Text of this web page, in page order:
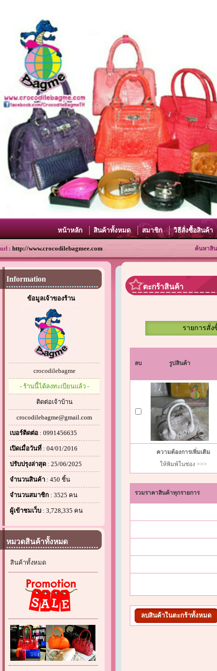
หน้าหลัก สินค้าทั้งหมด สมาชิก วิธีสั่งซื้อสินค้า
url : http://www.crocodilebagmee.com ค้นหาสิ
Information
ข้อมูลเจ้าของร้าน
crocodilebagme
- ร้านนี้ได้ลงทะเบียนแล้ว -
ติดต่อเจ้าบ้าน
crocodilebagme@gmail.com
เบอร์ติดต่อ : 0991456635
เปิดเมื่อวันที่ : 04/01/2016
ปรับปรุงล่าสุด : 25/06/2025
จำนวนสินค้า : 450 ชิ้น
จำนวนสมาชิก : 3525 คน
ผู้เข้าชมเว็บ : 3,728,335 คน
หมวดสินค้าทั้งหมด
สินค้าทั้งหมด
ตะกร้าสินค้า
รายการสั่ง
ลบ รูปสินค้า
ความต้องการเพิ่มเติม
ให้พิมพ์ในช่อง >>>
รวมราคาสินค้าทุกรายการ